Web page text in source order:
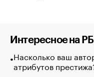
Интересное на
Насколько ваш
атрибутов